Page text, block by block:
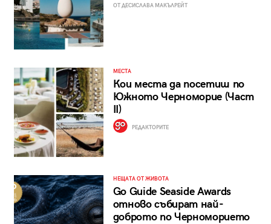
ОТ ДЕСИСЛАВА МАКЪЛРЕЙТ
МЕСТА
Кои места да посетиш по
Южното Черноморие (Част
II)
РЕДАКТОРИТЕ
НЕЩАТА ОТ ЖИВОТА
Go Guide Seaside Awards
отново събират най-
доброто по Черноморието